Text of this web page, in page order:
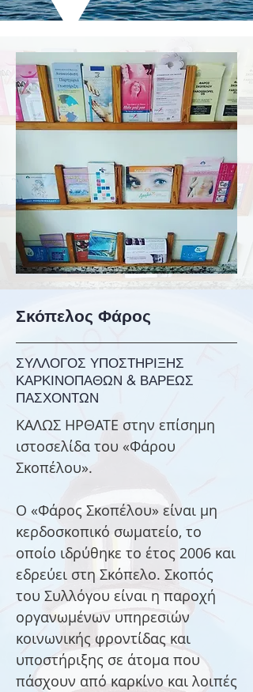
Σκόπελος Φάρος
ΣΥΛΛΟΓΟΣ ΥΠΟΣΤΗΡΙΞΗΣ
ΚΑΡΚΙΝΟΠΑΘΩΝ & ΒΑΡΕΩΣ
ΠΑΣΧΟΝΤΩΝ
ΚΑΛΩΣ ΗΡΘΑΤΕ στην επίσημη
ιστοσελίδα του «Φάρου
Σκοπέλου».
Ο «Φάρος Σκοπέλου» είναι μη
κερδοσκοπικό σωματείο, το
οποίο ιδρύθηκε το έτος 2006 και
εδρεύει στη Σκόπελο. Σκοπός
του Συλλόγου είναι η παροχή
οργανωμένων υπηρεσιών
κοινωνικής φροντίδας και
υποστήριξης σε άτομα που
πάσχουν από καρκίνο και λοιπές